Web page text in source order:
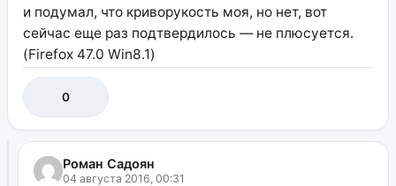
и подумал, что криворукость моя, но нет, вот
сейчас еще раз подтвердилось — не плюсуется.
(Firefox 47.0 Win8.1)
0
Роман Садоян
04 августа 2016, 00:31